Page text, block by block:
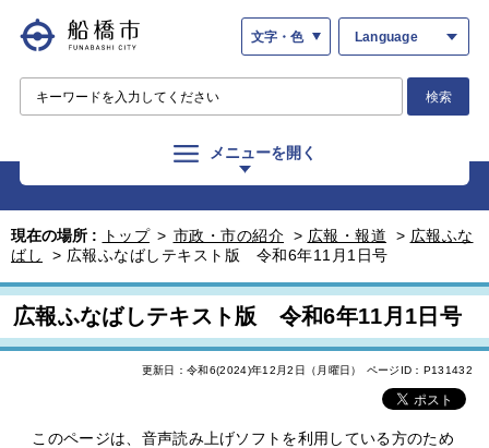
文字・色 Language
検索
メニューを開く
現在の場所 : トップ > 市政・市の紹介 > 広報・報道 > 広報ふな
ばし
> 広報ふなばしテキスト版 令和6年11月1日号
広報ふなばしテキスト版 令和6年11月1日号
更新日：令和6(2024)年12月2日（月曜日） ページID：P131432
このページは、音声読み上げソフトを利用している方のため